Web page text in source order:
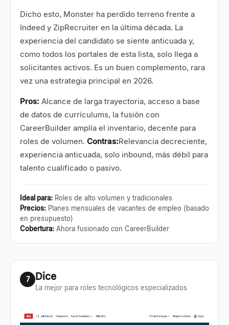
Dicho esto, Monster ha perdido terreno frente a
Indeed y ZipRecruiter en la última década. La
experiencia del candidato se siente anticuada y,
como todos los portales de esta lista, solo llega a
solicitantes activos. Es un buen complemento, rara
vez una estrategia principal en 2026.
Pros: Alcance de larga trayectoria, acceso a base
de datos de currículums, la fusión con
CareerBuilder amplía el inventario, decente para
roles de volumen. Contras:Relevancia decreciente,
experiencia anticuada, solo inbound, más débil para
talento cualificado o pasivo.
Ideal para: Roles de alto volumen y tradicionales
Precios: Planes mensuales de vacantes de empleo (basado
en presupuesto)
Cobertura: Ahora fusionado con CareerBuilder
7 Dice
La mejor para roles tecnológicos especializados